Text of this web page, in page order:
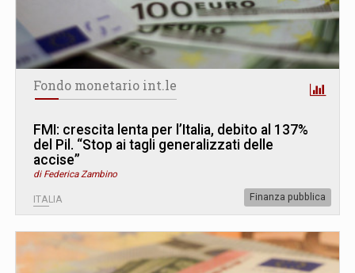
Fondo monetario int.le
FMI: crescita lenta per l’Italia, debito al 137%
del Pil. “Stop ai tagli generalizzati delle
accise”
di Federica Zambino
ITALIA Finanza pubblica